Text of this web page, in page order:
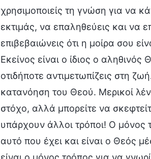
χρησιμοποιείς τη γνώση για να
εκτιμάς, να επαληθεύεις και να
επιβεβαιώνεις ότι η μοίρα σου
Εκείνος είναι ο ίδιος ο
οτιδήποτε αντιμετωπίζεις στη
κατανόηση του Θεού. Μερικοί
στόχο, αλλά μπορείτε να
υπάρχουν άλλοι τρόποι! Ο μόνος
αυτό που έχει και είναι ο Θεός